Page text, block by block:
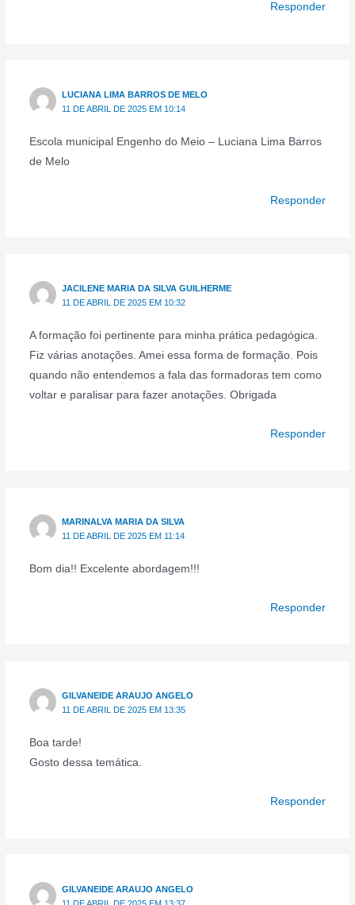
Responder
LUCIANA LIMA BARROS DE MELO
11 DE ABRIL DE 2025 EM 10:14
Escola municipal Engenho do Meio – Luciana Lima Barros
de Melo
Responder
JACILENE MARIA DA SILVA GUILHERME
11 DE ABRIL DE 2025 EM 10:32
A formação foi pertinente para minha prática pedagógica.
Fiz várias anotações. Amei essa forma de formação. Pois
quando não entendemos a fala das formadoras tem como
voltar e paralisar para fazer anotações. Obrigada
Responder
MARINALVA MARIA DA SILVA
11 DE ABRIL DE 2025 EM 11:14
Bom dia!! Excelente abordagem!!!
Responder
GILVANEIDE ARAUJO ANGELO
11 DE ABRIL DE 2025 EM 13:35
Boa tarde!
Gosto dessa temática.
Responder
GILVANEIDE ARAUJO ANGELO
11 DE ABRIL DE 2025 EM 13:37